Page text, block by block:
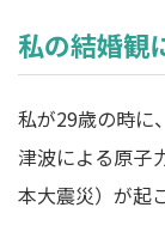
私の結婚観
私が29歳の時に
津波による原子
本大震災）が起